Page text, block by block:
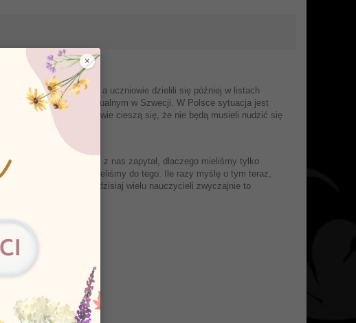
siusiakach i męskości, a uczniowie dzielili się później w listach
o wychowaniu seksualnym w Szwecji. W Polsce sytuacja jest
czy wstydliwe, a uczniowie cieszą się, że nie będą musieli nudzić się
do Życia w Rodzinie.
lekcji. Kiedy ktoś z nas zapytał, dlaczego mieliśmy tylko
i jeszcze nie dojrzeliśmy do tego. Ile razy myślę o tym teraz,
Ale nawet dzisiaj wielu nauczycieli zwyczajnie to
ale teraz?!"
×